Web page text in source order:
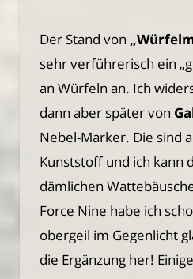
Der Stand von
sehr verführerisch ein
an Würfeln an. Ich
dann aber später von
Nebel-Marker. Die sind
Kunststoff und ich kann
dämlichen
Force Nine habe ich
obergeil im Gegenlicht
die Ergänzung her!